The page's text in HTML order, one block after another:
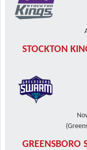
STOCKTON
GREENSBORO